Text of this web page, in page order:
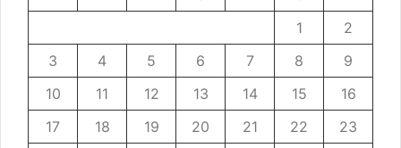
1
2
3
4 5 6 7 8
9
10
11 12 13 14 15
16
17
18 19 20 21 22
23